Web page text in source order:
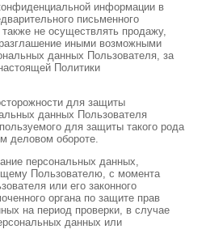
информации в
письменного
не осуществлять продажу,
иными возможными
данных Пользователя, за
Политики
для защиты
данных Пользователя
для защиты такого рода
деловом обороте.
персональных данных,
Пользователю, с момента
или его законного
органа по защите прав
на период проверки, в случае
данных или